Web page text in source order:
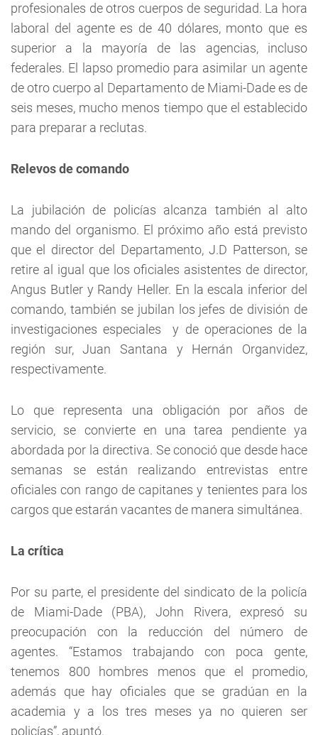
profesionales de otros cuerpos de seguridad. La hora
laboral del agente es de 40 dólares, monto que es
superior a la mayoría de las agencias, incluso
federales. El lapso promedio para asimilar un agente
de otro cuerpo al Departamento de Miami-Dade es de
seis meses, mucho menos tiempo que el establecido
para preparar a reclutas.
Relevos de comando
La jubilación de policías alcanza también al alto
mando del organismo. El próximo año está previsto
que el director del Departamento, J.D Patterson, se
retire al igual que los oficiales asistentes de director,
Angus Butler y Randy Heller. En la escala inferior del
comando, también se jubilan los jefes de división de
investigaciones especiales y de operaciones de la
región sur, Juan Santana y Hernán Organvidez,
respectivamente.
Lo que representa una obligación por años de
servicio, se convierte en una tarea pendiente ya
abordada por la directiva. Se conoció que desde hace
semanas se están realizando entrevistas entre
oficiales con rango de capitanes y tenientes para los
cargos que estarán vacantes de manera simultánea.
La crítica
Por su parte, el presidente del sindicato de la policía
de Miami-Dade (PBA), John Rivera, expresó su
preocupación con la reducción del número de
agentes. “Estamos trabajando con poca gente,
tenemos 800 hombres menos que el promedio,
además que hay oficiales que se gradúan en la
academia y a los tres meses ya no quieren ser
policías”, apuntó.